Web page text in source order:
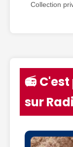
Collection
📻
sur